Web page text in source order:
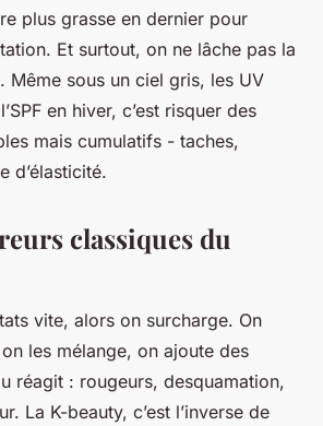
plus grasse en dernier pour
Et surtout, on ne lâche pas la
Même sous un ciel gris, les UV
en hiver, c’est risquer des
mais cumulatifs - taches,
d’élasticité.
classiques du
vite, alors on surcharge. On
les mélange, on ajoute des
réagit : rougeurs, desquamation,
La K-beauty, c’est l’inverse de